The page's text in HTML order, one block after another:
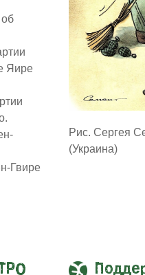
Яире
Гвире
Рис. Сергея
(Украина)